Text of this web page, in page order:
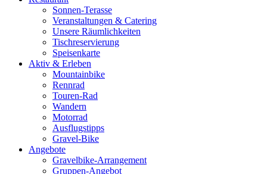
Sonnen-Terasse
Veranstaltungen & Catering
Unsere Räumlichkeiten
Tischreservierung
Speisenkarte
Aktiv & Erleben
Mountainbike
Rennrad
Touren-Rad
Wandern
Motorrad
Ausflugstipps
Gravel-Bike
Angebote
Gravelbike-Arrangement
Gruppen-Angebot